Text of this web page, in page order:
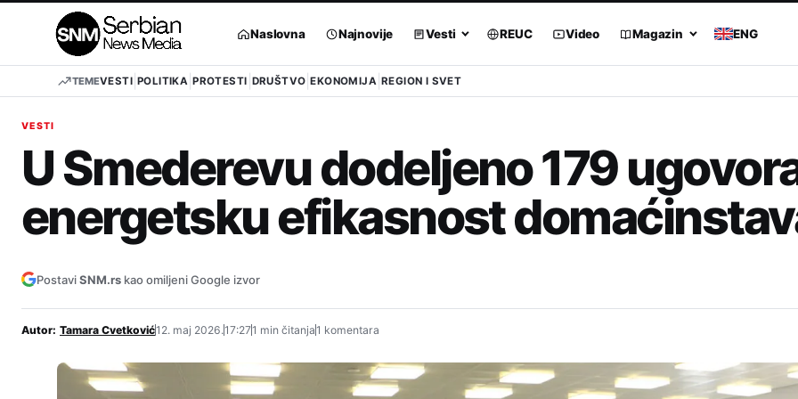
Naslovna Najnovije Vesti REUC Video Magazin ENG
TEMEVESTI POLITIKA PROTESTI DRUŠTVO EKONOMIJA REGION I SVET
VESTI
U Smederevu dodeljeno 179
energetsku efikasnost
PostaviSNM.rs kao omiljeni Google izvor
Autor: Tamara Cvetković12. maj 2026.17:271 min čitanja1 komentara